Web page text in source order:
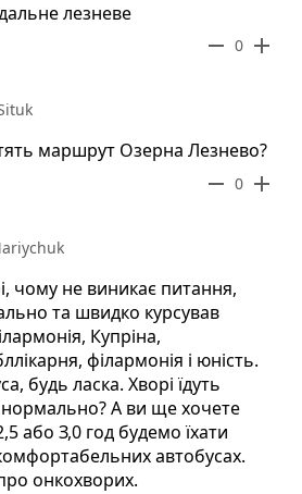
лезневе
remove 0 add
маршрут Озерна Лезнево?
remove 0 add
чому не виникає питання,
та швидко курсував
Купріна,
філармонія і юність.
будь ласка. Хворі їдуть
нормально? А ви ще хочете
або З,0 год будемо їхати
автобусах.
онкохворих.